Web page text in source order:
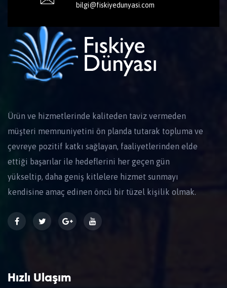
bilgi@fiskiyedunyasi.com
Ürün ve hizmetlerinde kaliteden taviz vermeden
müşteri memnuniyetini ön planda tutarak topluma ve
çevreye pozitif katkı sağlayan, faaliyetlerinden elde
ettiği başarılar ile hedeflerini her geçen gün
yükseltip, daha geniş kitlelere hizmet sunmayı
kendisine amaç edinen öncü bir tüzel kişilik olmak.
Hızlı Ulaşım